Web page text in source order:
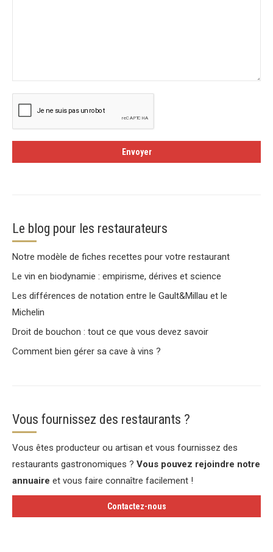
Le blog pour les restaurateurs
Notre modèle de fiches recettes pour votre restaurant
Le vin en biodynamie : empirisme, dérives et science
Les différences de notation entre le Gault&Millau et le
Michelin
Droit de bouchon : tout ce que vous devez savoir
Comment bien gérer sa cave à vins ?
Vous fournissez des restaurants ?
Vous êtes producteur ou artisan et vous fournissez des
restaurants gastronomiques ? Vous pouvez rejoindre notre
annuaire et vous faire connaître facilement !
Contactez-nous